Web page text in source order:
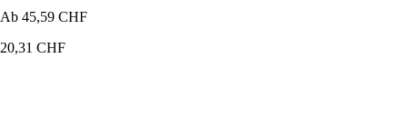
Ab 45,59 CHF
20,31 CHF